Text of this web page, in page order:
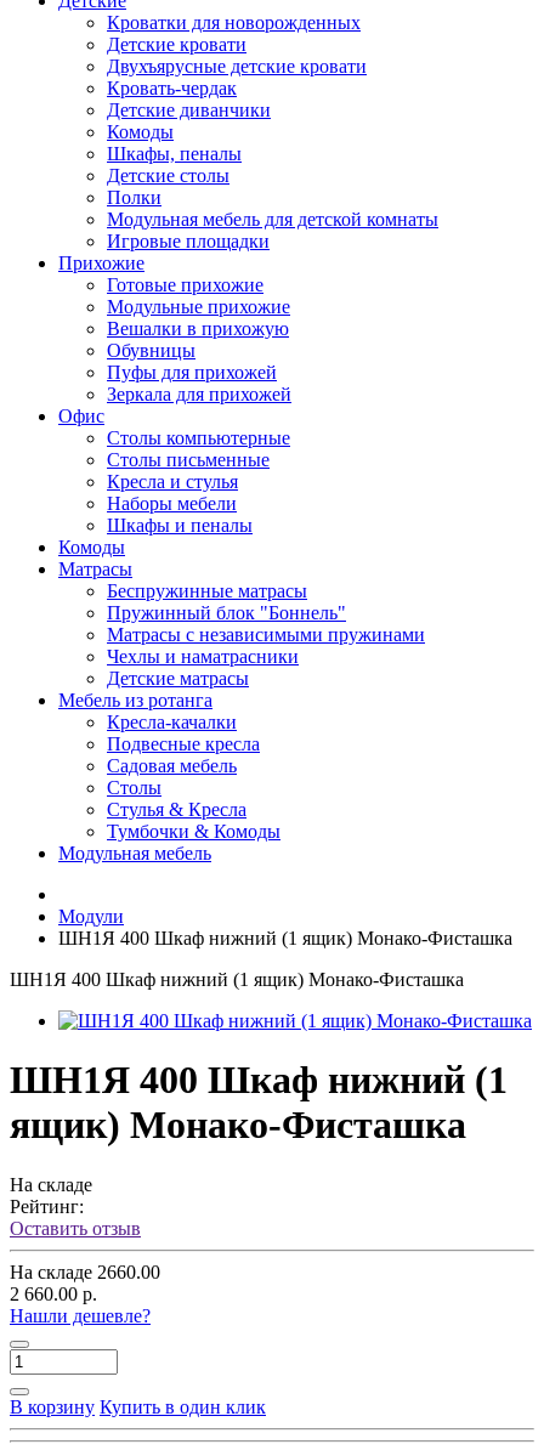
Кроватки для новорожденных
Детские кровати
Двухъярусные детские кровати
Кровать-чердак
Детские диванчики
Комоды
Шкафы, пеналы
Детские столы
Полки
Модульная мебель для детской комнаты
Игровые площадки
Прихожие
Готовые прихожие
Модульные прихожие
Вешалки в прихожую
Обувницы
Пуфы для прихожей
Зеркала для прихожей
Офис
Столы компьютерные
Столы письменные
Кресла и стулья
Наборы мебели
Шкафы и пеналы
Комоды
Матрасы
Беспружинные матрасы
Пружинный блок "Боннель"
Матрасы с независимыми пружинами
Чехлы и наматрасники
Детские матрасы
Мебель из ротанга
Кресла-качалки
Подвесные кресла
Садовая мебель
Столы
Стулья & Кресла
Тумбочки & Комоды
Модульная мебель
Модули
ШН1Я 400 Шкаф нижний (1 ящик) Монако-Фисташка
ШН1Я 400 Шкаф нижний (1 ящик) Монако-Фисташка
ШН1Я 400 Шкаф нижний (1
ящик) Монако-Фисташка
На складе
Рейтинг:
Оставить отзыв
На складе 2660.00
2 660.00 р.
Нашли дешевле?
В корзину Купить в один клик